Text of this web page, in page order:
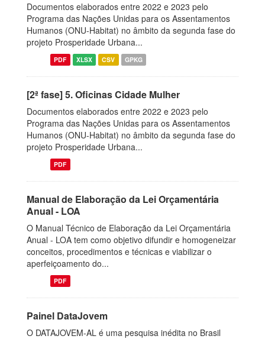
Documentos elaborados entre 2022 e 2023 pelo
Programa das Nações Unidas para os Assentamentos
Humanos (ONU-Habitat) no âmbito da segunda fase do
projeto Prosperidade Urbana...
PDF XLSX CSV GPKG
[2ª fase] 5. Oficinas Cidade Mulher
Documentos elaborados entre 2022 e 2023 pelo
Programa das Nações Unidas para os Assentamentos
Humanos (ONU-Habitat) no âmbito da segunda fase do
projeto Prosperidade Urbana...
PDF
Manual de Elaboração da Lei Orçamentária
Anual - LOA
O Manual Técnico de Elaboração da Lei Orçamentária
Anual - LOA tem como objetivo difundir e homogeneizar
conceitos, procedimentos e técnicas e viabilizar o
aperfeiçoamento do...
PDF
Painel DataJovem
O DATAJOVEM-AL é uma pesquisa inédita no Brasil